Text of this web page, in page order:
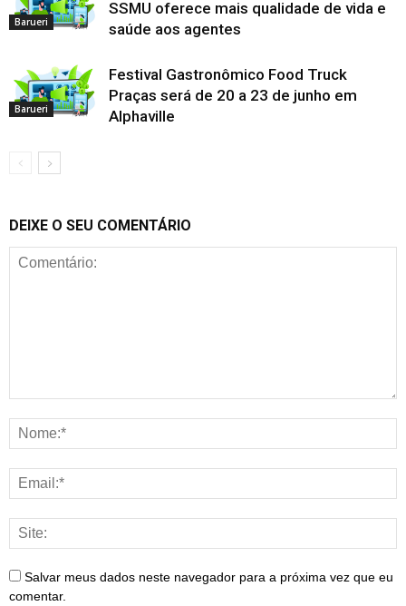
Barueri
SSMU oferece mais qualidade de vida e
saúde aos agentes
Barueri
Festival Gastronômico Food Truck
Praças será de 20 a 23 de junho em
Alphaville
DEIXE O SEU COMENTÁRIO
Salvar meus dados neste navegador para a próxima vez que eu
comentar.